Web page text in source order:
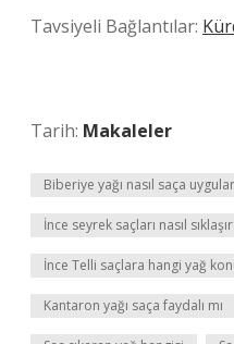
Tavsiyeli Bağlantılar:
Tarih: Makaleler
Biberiye yağı nasıl saça
İnce seyrek saçları nasıl sıklaşır
İnce Telli saçlara hangi yağ
Kantaron yağı saça faydalı mı